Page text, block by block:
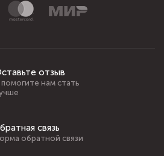
отзыв
помогите нам стать
связь
обратной связи